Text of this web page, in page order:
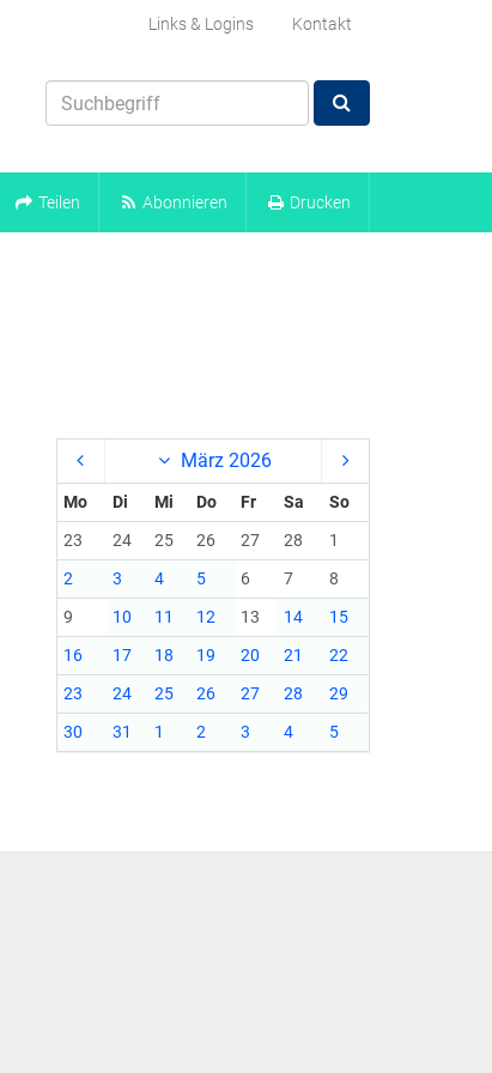
Links & Logins Kontakt
Teilen Abonnieren Drucken
März 2026
Mo Di Mi Do Fr Sa
So
23
24 25 26 27 28
1
2
3 4 5 6 7
8
9
10 11 12 13 14
15
16
17 18 19 20 21
22
23
24 25 26 27 28
29
30
31 1 2 3 4 5